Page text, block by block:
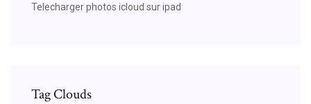
Telecharger photos icloud sur ipad
Tag Clouds